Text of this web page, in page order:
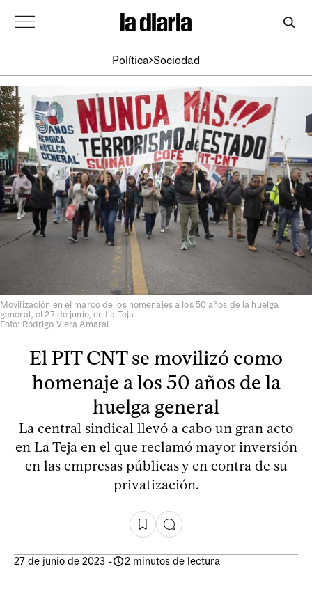
Política Sociedad
Movilización en el marco de los homenajes a los 50 años de la huelga
general, el 27 de junio, en La Teja.
Foto: Rodrigo Viera Amaral
El PIT CNT se movilizó como
homenaje a los 50 años de la
huelga general
La central sindical llevó a cabo un gran acto
en La Teja en el que reclamó mayor inversión
en las empresas públicas y en contra de su
privatización.
27 de junio de 2023 - 2 minutos de lectura